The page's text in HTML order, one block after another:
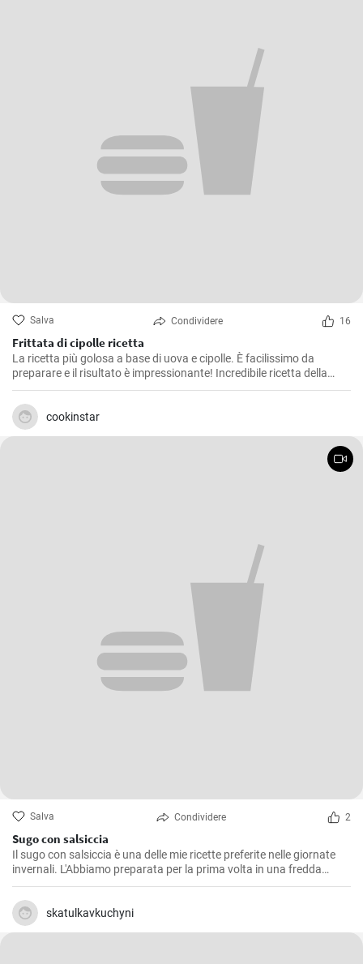
Salva Condividere 16
Frittata di cipolle ricetta
La ricetta più golosa a base di uova e cipolle. È facilissimo da
preparare e il risultato è impressionante! Incredibile ricetta della
frittata che tutti dovrebbero provare. Nuova ricetta per la colazione
in 10 minuti!
cookinstar
Salva Condividere 2
Sugo con salsiccia
Il sugo con salsiccia è una delle mie ricette preferite nelle giornate
invernali. L'Abbiamo preparata per la prima volta in una fredda
giornata d'inverno ed è da allora che rappresenta un classico nella
nostra famiglia. Il gustoso e corposo sapore della salsiccia si fonde
perfettamente con il pomodoro, creando un condimento delizioso
per la pasta. Il segreto è lasciare che il sugo cuocia lentamente, in
skatulkavkuchyni